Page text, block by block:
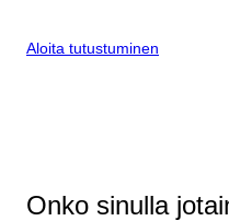
Aloita tutustuminen
Onko sinulla